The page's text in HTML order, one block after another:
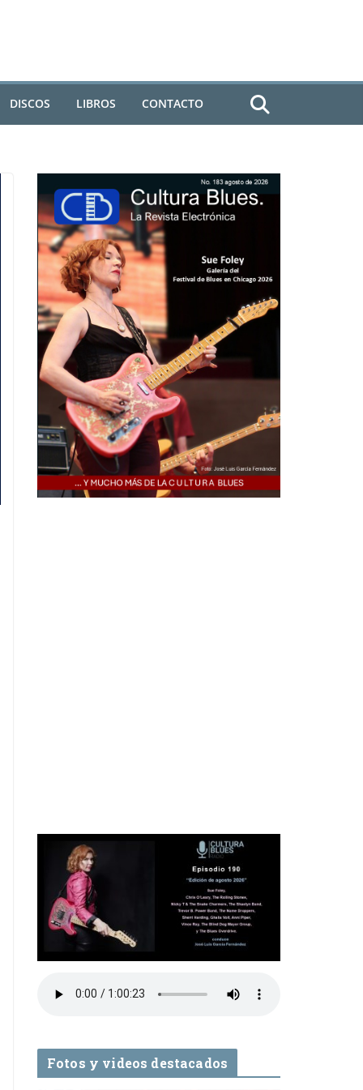
DISCOS LIBROS CONTACTO
Fotos y videos destacados